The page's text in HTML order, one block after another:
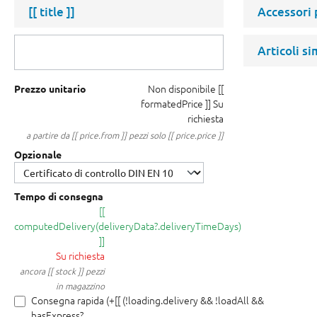
[[ title ]]
Prezzo unitario Non disponibile [[
formatedPrice ]] Su
richiesta
a partire da [[ price.from ]] pezzi solo [[ price.price ]]
Opzionale
Tempo di consegna
[[
computedDelivery(deliveryData?.deliveryTimeDays)
]]
Su richiesta
ancora [[ stock ]] pezzi
in magazzino
Consegna rapida (+[[ (!loading.delivery && !loadAll &&
Accessori
Articoli